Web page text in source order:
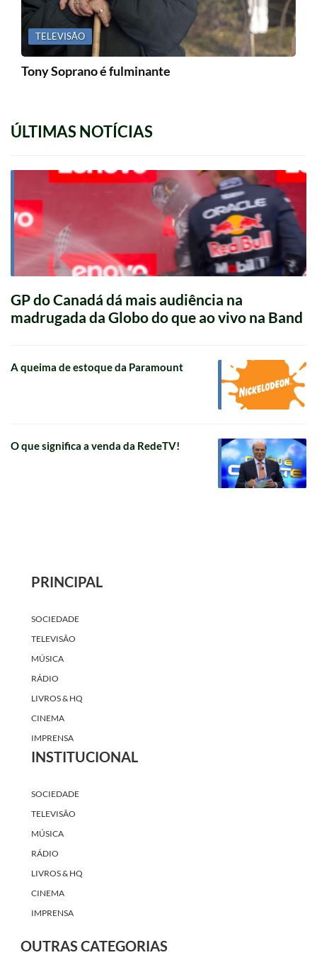
TELEVISÃO
Tony Soprano é fulminante
ÚLTIMAS NOTÍCIAS
GP do Canadá dá mais audiência na
madrugada da Globo do que ao vivo na Band
A queima de estoque da Paramount
O que significa a venda da RedeTV!
PRINCIPAL
SOCIEDADE
TELEVISÃO
MÚSICA
RÁDIO
LIVROS & HQ
CINEMA
IMPRENSA
INSTITUCIONAL
SOCIEDADE
TELEVISÃO
MÚSICA
RÁDIO
LIVROS & HQ
CINEMA
IMPRENSA
OUTRAS CATEGORIAS